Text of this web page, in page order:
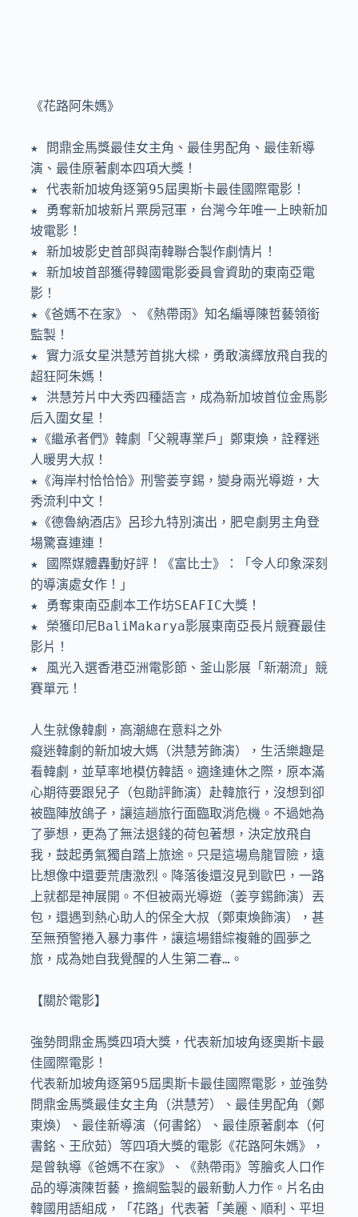
《花路阿朱媽》
★ 問鼎金馬獎最佳女主角、最佳男配角、最佳新導
演、最佳原著劇本四項大獎！
★ 代表新加坡角逐第95屆奧斯卡最佳國際電影！
★ 勇奪新加坡新片票房冠軍，台灣今年唯一上映新加
坡電影！
★ 新加坡影史首部與南韓聯合製作劇情片！
★ 新加坡首部獲得韓國電影委員會資助的東南亞電
影！
★《爸媽不在家》、《熱帶雨》知名編導陳哲藝領銜
監製！
★ 實力派女星洪慧芳首挑大樑，勇敢演繹放飛自我的
超狂阿朱媽！
★ 洪慧芳片中大秀四種語言，成為新加坡首位金馬影
后入圍女星！
★《繼承者們》韓劇「父親專業戶」鄭東煥，詮釋迷
人暖男大叔！
★《海岸村恰恰恰》刑警姜亨錫，變身兩光導遊，大
秀流利中文！
★《德魯納酒店》呂珍九特別演出，肥皂劇男主角登
場驚喜連連！
★ 國際媒體轟動好評！《富比士》：「令人印象深刻
的導演處女作！」
★ 勇奪東南亞劇本工作坊SEAFIC大獎！
★ 榮獲印尼BaliMakarya影展東南亞長片競賽最佳
影片！
★ 風光入選香港亞洲電影節、釜山影展「新潮流」競
賽單元！
人生就像韓劇，高潮總在意料之外
癡迷韓劇的新加坡大媽（洪慧芳飾演），生活樂趣是
看韓劇，並草率地模仿韓語。適逢連休之際，原本滿
心期待要跟兒子（包勛評飾演）赴韓旅行，沒想到卻
被臨陣放鴿子，讓這趟旅行面臨取消危機。不過她為
了夢想，更為了無法退錢的荷包著想，決定放飛自
我，鼓起勇氣獨自踏上旅途。只是這場烏龍冒險，遠
比想像中還要荒唐激烈。降落後還沒見到歐巴，一路
上就都是神展開。不但被兩光導遊（姜亨錫飾演）丟
包，還遇到熱心助人的保全大叔（鄭東煥飾演），甚
至無預警捲入暴力事件，讓這場錯綜複雜的圓夢之
旅，成為她自我覺醒的人生第二春…。
【關於電影】
強勢問鼎金馬獎四項大獎，代表新加坡角逐奧斯卡最
佳國際電影！
代表新加坡角逐第95屆奧斯卡最佳國際電影，並強勢
問鼎金馬獎最佳女主角（洪慧芳）、最佳男配角（鄭
東煥）、最佳新導演（何書銘）、最佳原著劇本（何
書銘、王欣茹）等四項大獎的電影《花路阿朱媽》，
是曾執導《爸媽不在家》、《熱帶雨》等膾炙人口作
品的導演陳哲藝，擔綱監製的最新動人力作。片名由
韓國用語組成，「花路」代表著「美麗、順利、平坦